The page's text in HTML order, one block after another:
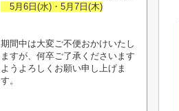
5月6日(水)・5月7日(木)
期間中は大変ご不便おかけいたし
ますが、何卒ご了承くださいます
ようよろしくお願い申し上げま
す。